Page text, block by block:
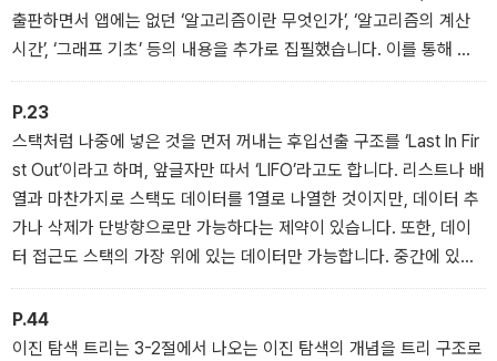
출판하면서 앱에는 없던 ‘알고리즘이란 무엇인가’, ‘알고리즘의 계산
시간’, ‘그래프 기초’ 등의 내용을 추가로 집필했습니다. 이를 통해 더
깊이 있는 학습이 가능하리라 봅니다.
P.23
스택처럼 나중에 넣은 것을 먼저 꺼내는 후입선출 구조를 ‘Last In Fir
st Out’이라고 하며, 앞글자만 따서 ‘LIFO’라고도 합니다. 리스트나 배
열과 마찬가지로 스택도 데이터를 1열로 나열한 것이지만, 데이터 추
가나 삭제가 단방향으로만 가능하다는 제약이 있습니다. 또한, 데이
터 접근도 스택의 가장 위에 있는 데이터만 가능합니다. 중간에 있는
데이터가 필요하다면 해당 데이터가 제일 위에 올 때까지 데이터를
팝(pop)해야 합니다.
P.44
이진 탐색 트리는 3-2절에서 나오는 이진 탐색의 개념을 트리 구조로